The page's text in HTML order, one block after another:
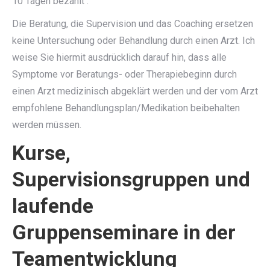
Die Beratung, die Supervision und das Coaching ersetzen
keine Untersuchung oder Behandlung durch einen Arzt. Ich
weise Sie hiermit ausdrücklich darauf hin, dass alle
Symptome vor Beratungs- oder Therapiebeginn durch
einen Arzt medizinisch abgeklärt werden und der vom Arzt
empfohlene Behandlungsplan/Medikation beibehalten
werden müssen.
Kurse,
Supervisionsgruppen und
laufende
Gruppenseminare in der
Teamentwicklung